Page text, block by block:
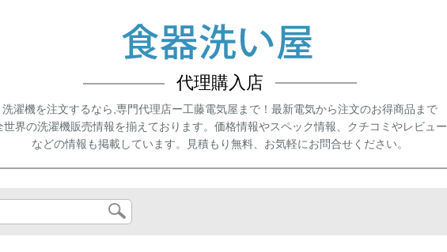
代理購入店
洗濯機を注文するなら,専門代理店ー工藤電気屋まで！最新電気から注文のお得商品まで
世界の洗濯機販売情報を揃えております。価格情報やスペック情報、クチコミやレビュー
などの情報も掲載しています。見積もり無料、お気軽にお問合せください。